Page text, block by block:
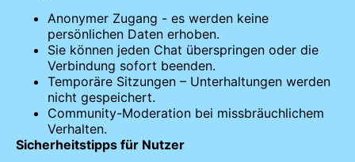
Anonymer Zugang - es werden keine
persönlichen Daten erhoben.
Sie können jeden Chat überspringen oder die
Verbindung sofort beenden.
Temporäre Sitzungen – Unterhaltungen werden
nicht gespeichert.
Community-Moderation bei missbräuchlichem
Verhalten.
Sicherheitstipps für Nutzer